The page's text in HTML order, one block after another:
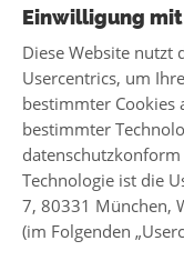
Einwilligung
Diese Website nutzt
Usercentrics, um
bestimmter Cookies
bestimmter
Technologie ist die
7, 80331 München,
(im Folgenden